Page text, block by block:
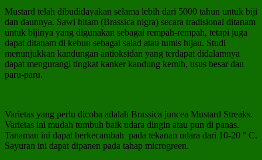
Mustard telah dibudidayakan selama lebih dari 5000 tahun untuk biji
dan daunnya. Sawi hitam (Brassica nigra) secara tradisional ditanam
untuk bijinya yang digunakan sebagai rempah-rempah, tetapi juga
dapat ditanam di kebun sebagai salad atau tumis hijau. Studi
menunjukkan kandungan antioksidan yang terdapat didalamnya
dapat mengurangi tingkat kanker kandung kemih, usus besar dan
paru-paru.
Varietas yang perlu dicoba adalah Brassica juncea Mustard Streaks.
Varietas ini mudah tumbuh baik udara dingin atau pun di panas.
Tanaman ini dapat berkecambah pada tekanan udara dari 10-20 ° C.
Sayuran ini dapat dipanen pada tahap microgreen.